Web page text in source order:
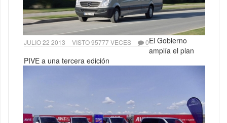
JULIO 22 2013 VISTO 95777 VECES 0El Gobierno
amplía el plan
PIVE a una tercera edición